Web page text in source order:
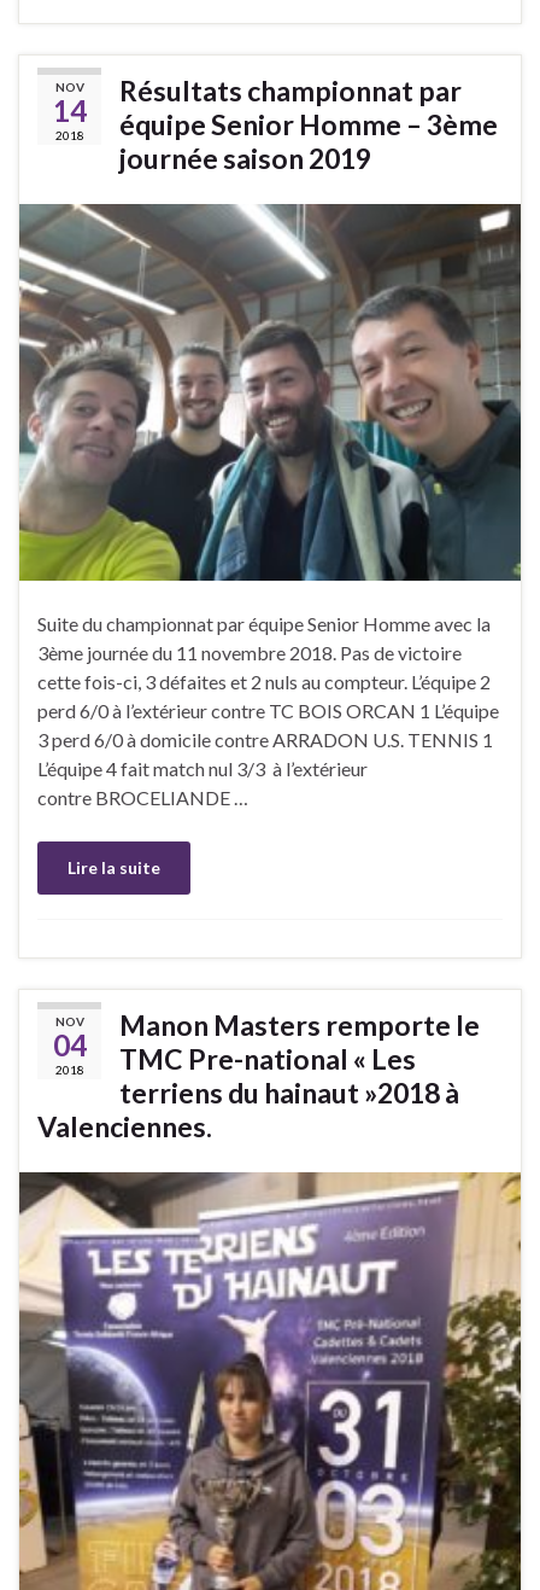
NOV
14
2018
Résultats championnat par
équipe Senior Homme – 3ème
journée saison 2019
Suite du championnat par équipe Senior Homme avec la
3ème journée du 11 novembre 2018. Pas de victoire
cette fois-ci, 3 défaites et 2 nuls au compteur. L’équipe 2
perd 6/0 à l’extérieur contre TC BOIS ORCAN 1 L’équipe
3 perd 6/0 à domicile contre ARRADON U.S. TENNIS 1
L’équipe 4 fait match nul 3/3 à l’extérieur
contre BROCELIANDE …
Lire la suite
NOV
04
2018
Manon Masters remporte le
TMC Pre-national « Les
terriens du hainaut »2018 à
Valenciennes.